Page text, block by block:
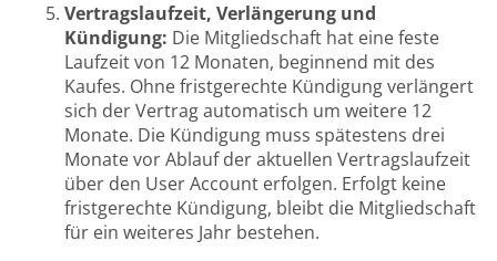
Vertragslaufzeit, Verlängerung und
Kündigung: Die Mitgliedschaft hat eine feste
Laufzeit von 12 Monaten, beginnend mit des
Kaufes. Ohne fristgerechte Kündigung verlängert
sich der Vertrag automatisch um weitere 12
Monate. Die Kündigung muss spätestens drei
Monate vor Ablauf der aktuellen Vertragslaufzeit
über den User Account erfolgen. Erfolgt keine
fristgerechte Kündigung, bleibt die Mitgliedschaft
für ein weiteres Jahr bestehen.